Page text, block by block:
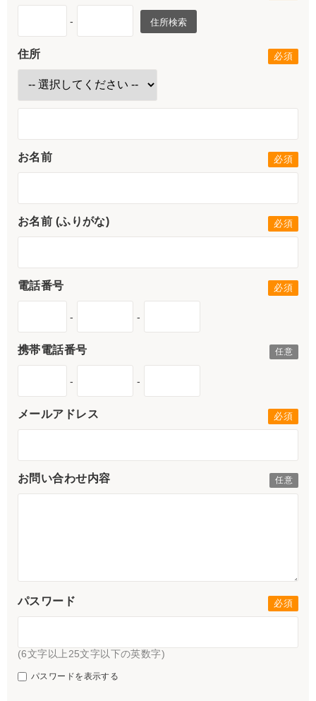
- 住所検索
住所
お名前
お名前 (ふりがな)
電話番号
- -
携帯電話番号
- -
メールアドレス
お問い合わせ内容
パスワード
(6文字以上25文字以下の英数字)
パスワードを表示する